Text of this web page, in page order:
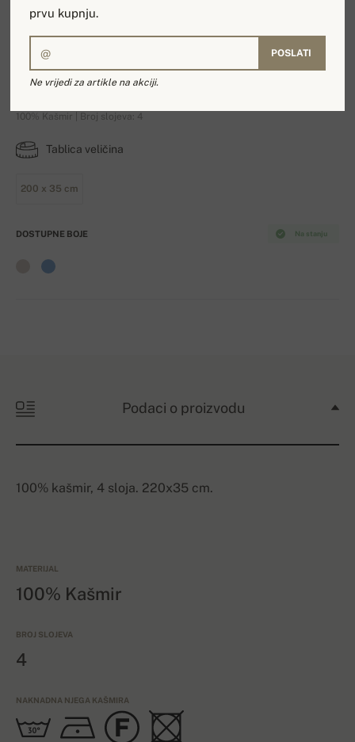
Orage
100% Kašmir | Broj slojeva: 4
Tablica veličina
200 x 35 cm
Na stanju
DOSTUPNE BOJE
Podaci o proizvodu
100% kašmir, 4 sloja. 220x35 cm.
MATERIJAL
100% Kašmir
BROJ SLOJEVA
4
NAKNADNA NJEGA KAŠMIRA
prvu kupnju.
POSLATI
Ne vrijedi za artikle na akciji.